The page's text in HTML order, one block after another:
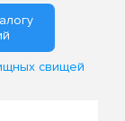
свищей